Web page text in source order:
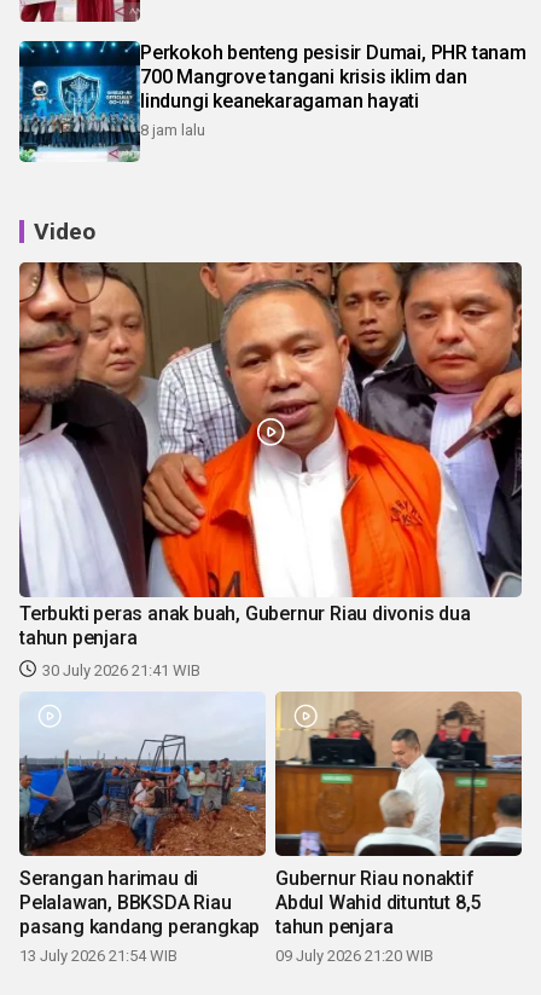
Perkokoh benteng pesisir Dumai, PHR tanam
700 Mangrove tangani krisis iklim dan
lindungi keanekaragaman hayati
8 jam lalu
Video
Terbukti peras anak buah, Gubernur Riau divonis dua
tahun penjara
30 July 2026 21:41 WIB
Serangan harimau di
Pelalawan, BBKSDA Riau
pasang kandang perangkap
13 July 2026 21:54 WIB
Gubernur Riau nonaktif
Abdul Wahid dituntut 8,5
tahun penjara
09 July 2026 21:20 WIB